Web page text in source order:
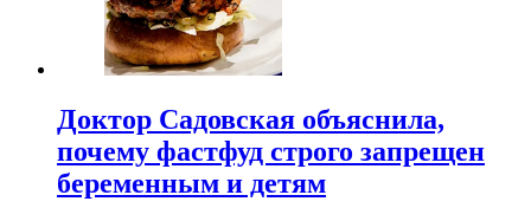
Доктор Садовская объяснила,
почему фастфуд строго запрещен
беременным и детям